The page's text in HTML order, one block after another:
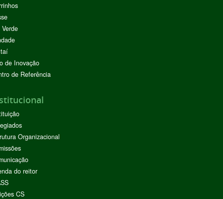
de Inovação
de Referência
Organizacional
do reitor
CS